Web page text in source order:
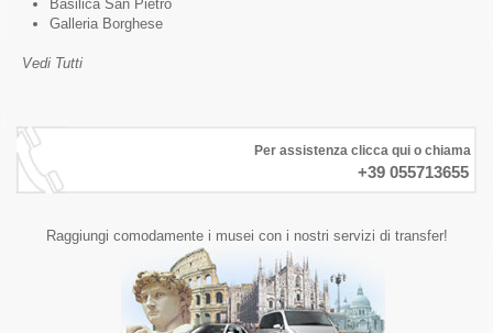
Basilica San Pietro
Galleria Borghese
Vedi Tutti
Per assistenza clicca qui o chiama
+39 055713655
Raggiungi comodamente i musei con i nostri servizi di transfer!